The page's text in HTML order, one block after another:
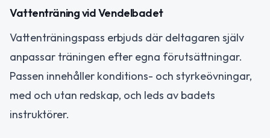
Vattenträning vid Vendelbadet
Vattenträningspass erbjuds där deltagaren själv
anpassar träningen efter egna förutsättningar.
Passen innehåller konditions- och styrkeövningar,
med och utan redskap, och leds av badets
instruktörer.